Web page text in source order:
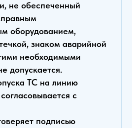
не обеспеченный
оборудованием,
знаком аварийной
необходимыми
допускается.
ТС на линию
с
подписью